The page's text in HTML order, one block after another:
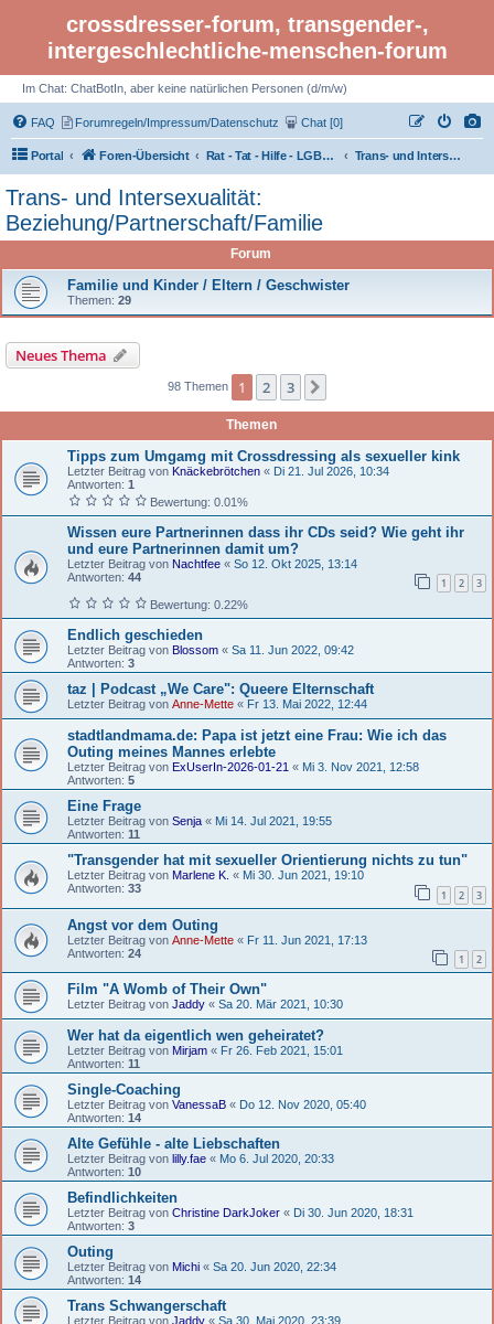
crossdresser-forum, transgender-,
intergeschlechtliche-menschen-forum
Im Chat: ChatBotIn, aber keine natürlichen Personen (d/m/w)
FAQ Forumregeln/Impressum/Datenschutz Chat [0]
Portal Foren-Übersicht Rat - Tat - Hilfe - LGBTI Rights - Infos Trans- und Intersexualität: Beziehung/Partnerschaft/Familie
Trans- und Intersexualität:
Beziehung/Partnerschaft/Familie
Forum
Familie und Kinder / Eltern / Geschwister
Themen: 29
Neues Thema
98 Themen 1 2 3
Themen
Tipps zum Umgamg mit Crossdressing als sexueller kink
Letzter Beitrag von Knäckebrötchen « Di 21. Jul 2026, 10:34
Antworten: 1
Bewertung: 0.01%
Wissen eure Partnerinnen dass ihr CDs seid? Wie geht ihr
und eure Partnerinnen damit um?
Letzter Beitrag von Nachtfee « So 12. Okt 2025, 13:14
Antworten: 44 1 2 3
Bewertung: 0.22%
Endlich geschieden
Letzter Beitrag von Blossom « Sa 11. Jun 2022, 09:42
Antworten: 3
taz | Podcast „We Care": Queere Elternschaft
Letzter Beitrag von Anne-Mette « Fr 13. Mai 2022, 12:44
stadtlandmama.de: Papa ist jetzt eine Frau: Wie ich das
Outing meines Mannes erlebte
Letzter Beitrag von ExUserIn-2026-01-21 « Mi 3. Nov 2021, 12:58
Antworten: 5
Eine Frage
Letzter Beitrag von Senja « Mi 14. Jul 2021, 19:55
Antworten: 11
"Transgender hat mit sexueller Orientierung nichts zu tun"
Letzter Beitrag von Marlene K. « Mi 30. Jun 2021, 19:10
Antworten: 33 1 2 3
Angst vor dem Outing
Letzter Beitrag von Anne-Mette « Fr 11. Jun 2021, 17:13
Antworten: 24 1 2
Film "A Womb of Their Own"
Letzter Beitrag von Jaddy « Sa 20. Mär 2021, 10:30
Wer hat da eigentlich wen geheiratet?
Letzter Beitrag von Mirjam « Fr 26. Feb 2021, 15:01
Antworten: 11
Single-Coaching
Letzter Beitrag von VanessaB « Do 12. Nov 2020, 05:40
Antworten: 14
Alte Gefühle - alte Liebschaften
Letzter Beitrag von lilly.fae « Mo 6. Jul 2020, 20:33
Antworten: 10
Befindlichkeiten
Letzter Beitrag von Christine DarkJoker « Di 30. Jun 2020, 18:31
Antworten: 3
Outing
Letzter Beitrag von Michi « Sa 20. Jun 2020, 22:34
Antworten: 14
Trans Schwangerschaft
Letzter Beitrag von Jaddy « Sa 30. Mai 2020, 23:39